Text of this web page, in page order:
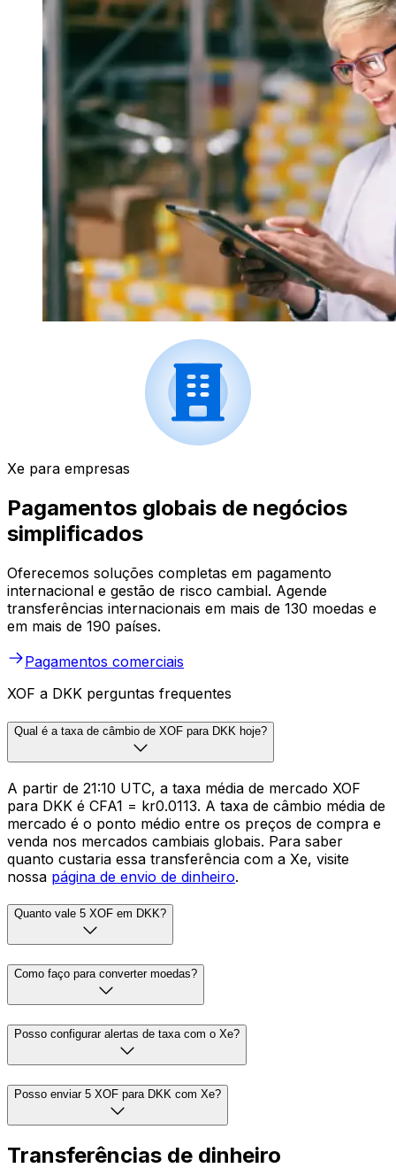
Xe para empresas
Pagamentos globais de negócios
simplificados
Oferecemos soluções completas em pagamento
internacional e gestão de risco cambial. Agende
transferências internacionais em mais de 130 moedas e
em mais de 190 países.
Pagamentos comerciais
XOF a DKK perguntas frequentes
Qual é a taxa de câmbio de XOF para DKK hoje?
A partir de 21:10 UTC, a taxa média de mercado XOF
para DKK é CFA1 = kr0.0113. A taxa de câmbio média de
mercado é o ponto médio entre os preços de compra e
venda nos mercados cambiais globais. Para saber
quanto custaria essa transferência com a Xe, visite
nossa página de envio de dinheiro.
Quanto vale 5 XOF em DKK?
Como faço para converter moedas?
Posso configurar alertas de taxa com o Xe?
Posso enviar 5 XOF para DKK com Xe?
Transferências de dinheiro